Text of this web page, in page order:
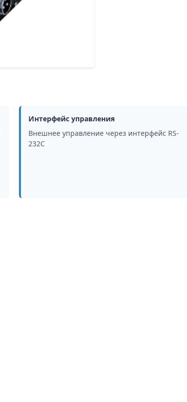
Интерфейс управления
Внешнее управление через интерфейс RS-
232C